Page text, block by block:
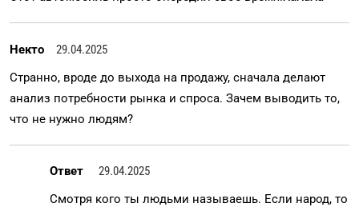
Некто
29.04.2025
Странно, вроде до выхода на продажу, сначала делают
анализ потребности рынка и спроса. Зачем выводить то,
что не нужно людям?
Ответ
29.04.2025
Смотря кого ты людьми называешь. Если народ, то